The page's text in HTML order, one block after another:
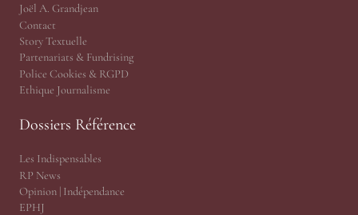
Joël A. Grandjean
Contact
Story Textuelle
Partenariats & Fundrising
Police Cookies & RGPD
Ethique Journalisme
Dossiers Référence
Les Indispensables
RP News
Opinion | Indépendance
EPHJ